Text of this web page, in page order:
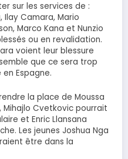
sur les services de :
Ilay Camara, Mario
Marco Kana et Nunzio
ou en revalidation.
voient leur blessure
que ce sera trop
Espagne.
la place de Moussa
Mihajlo Cvetkovic pourrait
et Enric Llansana
Les jeunes Joshua Nga
être dans la